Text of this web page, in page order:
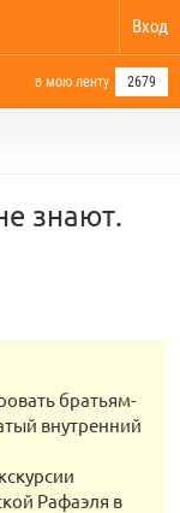
Вход
в мою ленту 2679
знают.
братьям-
внутренний
Рафаэля в